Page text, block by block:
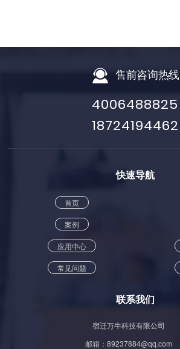
售前咨询热线
4006488825
18724194462
快速导航
首页
案例
应用中心
常见问题
联系我们
宿迁万牛科技有限公司
邮箱：89237884@qq.com